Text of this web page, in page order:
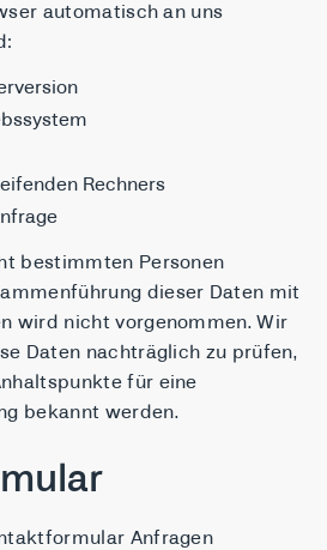
automatisch an uns
Rechners
bestimmten Personen
dieser Daten mit
wird nicht vorgenommen. Wir
Daten nachträglich zu prüfen,
für eine
bekannt werden.
Anfragen